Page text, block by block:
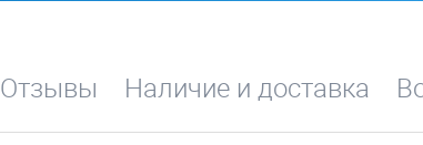
Отзывы Наличие и доставка